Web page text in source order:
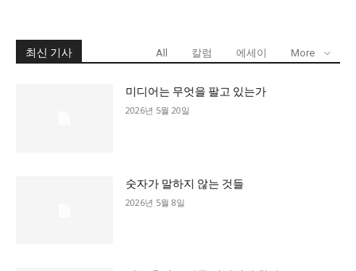
최신 기사 All 칼럼 에세이 More
미디어는 무엇을 팔고 있는가
2026년 5월 20일
숫자가 말하지 않는 것들
2026년 5월 8일